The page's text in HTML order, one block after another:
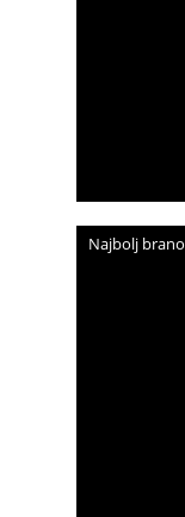
Najbolj brano